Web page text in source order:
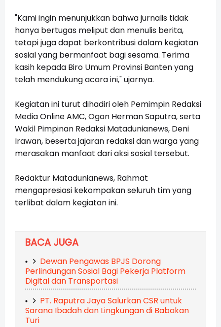
"Kami ingin menunjukkan bahwa jurnalis tidak
hanya bertugas meliput dan menulis berita,
tetapi juga dapat berkontribusi dalam kegiatan
sosial yang bermanfaat bagi sesama. Terima
kasih kepada Biro Umum Provinsi Banten yang
telah mendukung acara ini," ujarnya.
Kegiatan ini turut dihadiri oleh Pemimpin Redaksi
Media Online AMC, Ogan Herman Saputra, serta
Wakil Pimpinan Redaksi Matadunianews, Deni
Irawan, beserta jajaran redaksi dan warga yang
merasakan manfaat dari aksi sosial tersebut.
Redaktur Matadunianews, Rahmat
mengapresiasi kekompakan seluruh tim yang
terlibat dalam kegiatan ini.
BACA JUGA
Dewan Pengawas BPJS Dorong
Perlindungan Sosial Bagi Pekerja Platform
Digital dan Transportasi
PT. Raputra Jaya Salurkan CSR untuk
Sarana Ibadah dan Lingkungan di Babakan
Turi